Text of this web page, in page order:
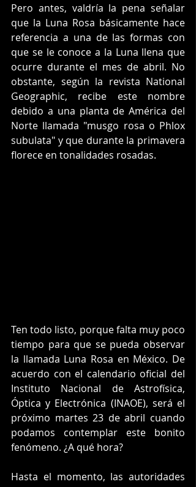
Pero antes, valdría la pena señalar
que la Luna Rosa básicamente hace
referencia a una de las formas con
que se le conoce a la Luna llena que
ocurre durante el mes de abril. No
obstante, según la revista National
Geographic, recibe este nombre
debido a una planta de América del
Norte llamada "musgo rosa o Phlox
subulata" y que durante la primavera
florece en tonalidades rosadas.
Ten todo listo, porque falta muy poco
tiempo para que se pueda observar
la llamada Luna Rosa en México. De
acuerdo con el calendario oficial del
Instituto Nacional de Astrofísica,
Óptica y Electrónica (INAOE), será el
próximo martes 23 de abril cuando
podamos contemplar este bonito
fenómeno. ¿A qué hora?
Hasta el momento, las autoridades